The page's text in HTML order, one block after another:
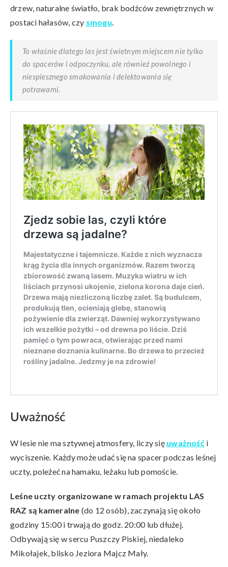
drzew, naturalne światło, brak bodźców zewnętrznych w
postaci hałasów, czy smogu.
To właśnie dlatego las jest świetnym miejscem nie tylko
do spacerów i odpoczynku, ale również powolnego i
niespiesznego smakowania i delektowania się
potrawami.
Uważność
W lesie nie ma sztywnej atmosfery, liczy się uważnośći
wyciszenie. Każdy może udać się na spacer podczas leśnej
uczty, poleżeć na hamaku, leżaku lub pomoście.
Leśne uczty organizowane w ramach projektu LAS
RAZ są kameralne (do 12 osób), zaczynają się około
godziny 15:00 i trwają do godz. 20:00 lub dłużej.
Odbywają się w sercu Puszczy Piskiej, niedaleko
Mikołajek, blisko Jeziora Majcz Mały.